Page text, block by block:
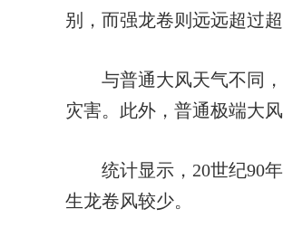
别，而强龙卷则远远超过
与普通大风天气不同，
灾害。此外，普通极端大
统计显示，20世纪90年
生龙卷风较少。